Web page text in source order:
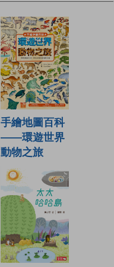
手繪地圖百科
——環遊世界
動物之旅